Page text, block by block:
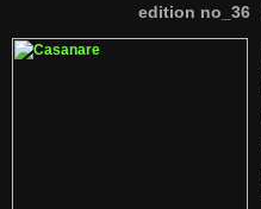
edition no_36